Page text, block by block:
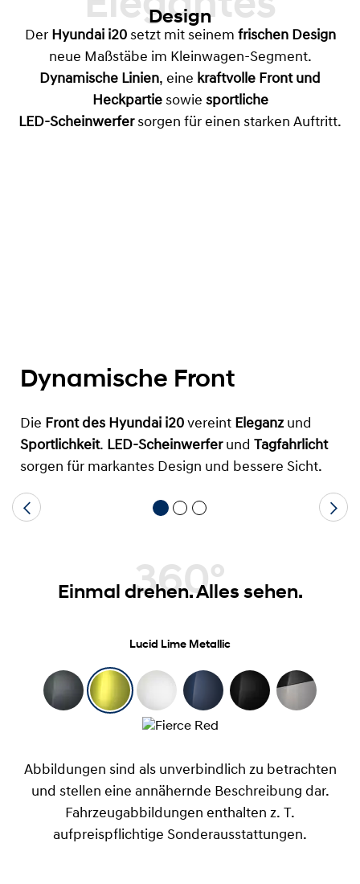
Elegantes
Design
Der Hyundai i20setzt mit seinem frischen Design
neue Maßstäbe im Kleinwagen-Segment.
Dynamische Linien, eine kraftvolle Front und
Heckpartiesowie sportliche
LED-Scheinwerfersorgen für einen starken Auftritt.
Dynamische Front
Die Front des Hyundai i20 vereint Eleganzund
Sportlichkeit. LED-Scheinwerferund Tagfahrlicht
sorgen für markantes Design und bessere Sicht.
360°
Einmal drehen. Alles sehen.
Lucid Lime Metallic
Abbildungen sind als unverbindlich zu betrachten
und stellen eine annähernde Beschreibung dar.
Fahrzeugabbildungen enthalten z. T.
aufpreispflichtige Sonderausstattungen.